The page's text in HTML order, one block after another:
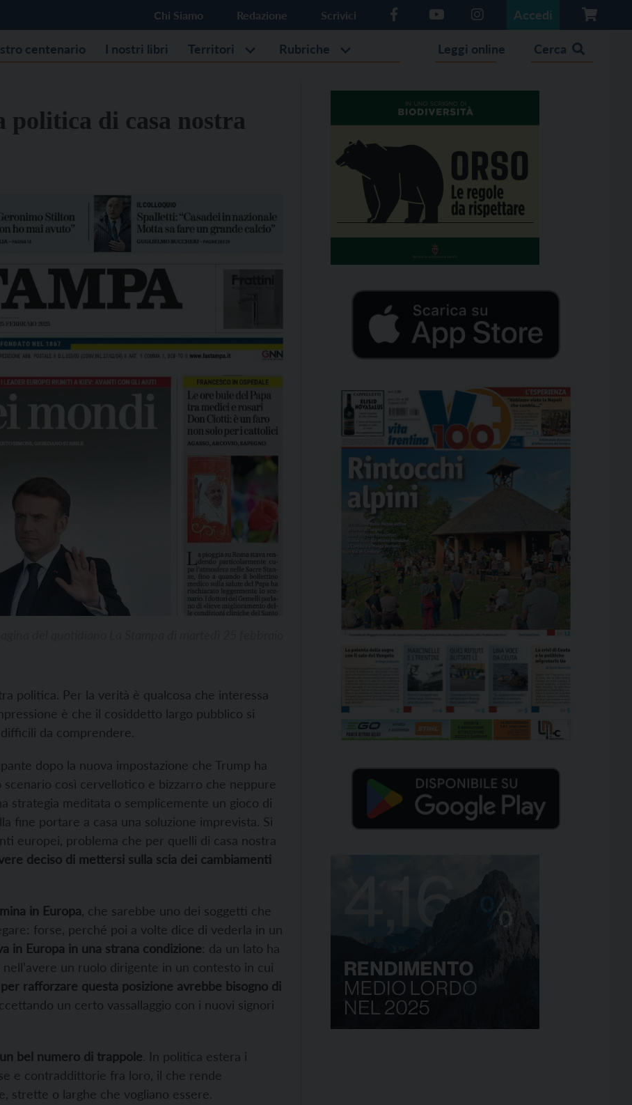
Chi Siamo Redazione Scrivici Accedi
centenario I nostri libri Territori Rubriche Leggi online Cerca
politica di casa nostra
politica. Per la verità è qualcosa che interessa
è che il cosiddetto largo pubblico si
da comprendere.
dopo la nuova impostazione che Trump ha
così cervellotico e bizzarro che neppure
strategia meditata o semplicemente un gioco di
fine portare a casa una soluzione imprevista. Si
europei, problema che per quelli di casa nostra
deciso di mettersi sulla scia dei cambiamenti
in Europa , che sarebbe uno dei soggetti che
forse, perché poi a volte dice di vederla in un
in Europa in una strana condizione: da un lato ha
un ruolo dirigente in un contesto in cui
per rafforzare questa posizione avrebbe bisogno di
un certo vassallaggio con i nuovi signori
bel numero di trappole. In politica estera i
e contraddittorie fra loro, il che rende
strette o larghe che vogliano essere.